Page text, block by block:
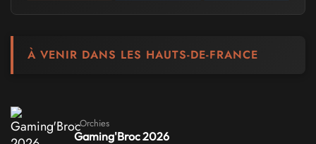
À VENIR DANS LES HAUTS-DE-FRANCE
· Orchies
Gaming'Broc 2026